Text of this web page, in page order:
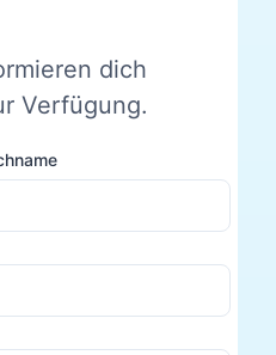
dich
Verfügung.